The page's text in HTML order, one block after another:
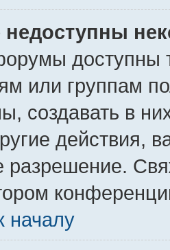
недоступны
доступны
или группам
создавать в
действия,
разрешение.
началу